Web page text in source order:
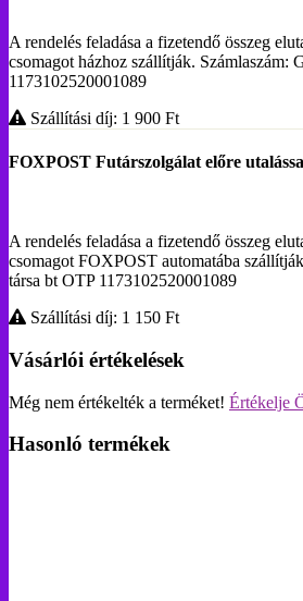
A rendelés feladása a fizetendő összeg
csomagot házhoz szállítják. Számlaszám:
1173102520001089
Szállítási díj: 1 900 Ft
FOXPOST Futárszolgálat előre
A rendelés feladása a fizetendő összeg
csomagot FOXPOST automatába
társa bt OTP 1173102520001089
Szállítási díj: 1 150 Ft
Vásárlói értékelések
Még nem értékelték a terméket! Értékelje
Hasonló termékek